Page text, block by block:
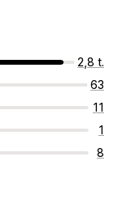
2,8 t.
63
11
1
8